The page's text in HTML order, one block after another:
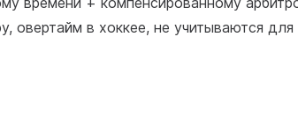
овертайм в хоккее, не учитываются для